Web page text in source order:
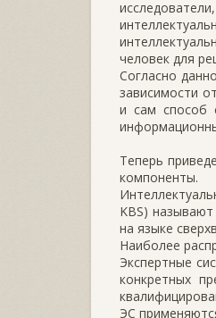
человек для
Согласно
зависимости
и сам способ
Теперь
компоненты.
KBS)
на языке
Наиболее
Экспертные
конкретных
ЭС